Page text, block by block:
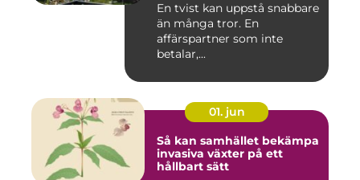
En tvist kan uppstå snabbare
än många tror. En
affärspartner som inte
betalar,...
01. jun
Så kan samhället bekämpa
invasiva växter på ett
hållbart sätt